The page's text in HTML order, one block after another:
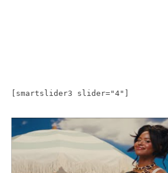
[smartslider3 slider="4"]